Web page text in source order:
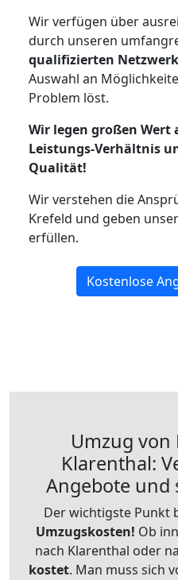
Wir verfügen über
durch unseren
qualifizierten Netzwerk
Auswahl an
Problem löst.
Wir legen großen Wert
Leistungs-Verhältnis
Qualität!
Wir verstehen die
Krefeld und geben
erfüllen.
Kostenlose
Umzug von
Klarenthal:
Angebote und
Der wichtigste Punkt
Umzugskosten! Ob
nach Klarenthal oder
kostet. Man muss sich